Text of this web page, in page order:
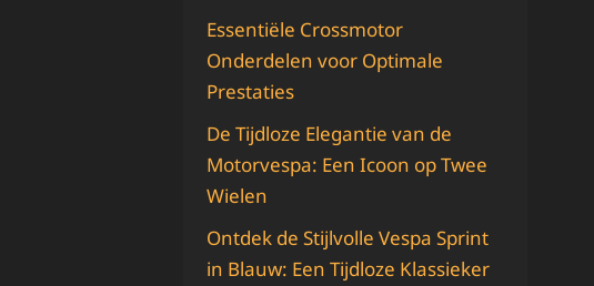
Essentiële Crossmotor
Onderdelen voor Optimale
Prestaties
De Tijdloze Elegantie van de
Motorvespa: Een Icoon op Twee
Wielen
Ontdek de Stijlvolle Vespa Sprint
in Blauw: Een Tijdloze Klassieker